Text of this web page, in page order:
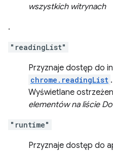
wszystkich witrynach
.
"readingList"
Przyznaje dostęp do
chrome.readingList .
Wyświetlane
elementów na liście
"runtime"
Przyznaje dostęp do